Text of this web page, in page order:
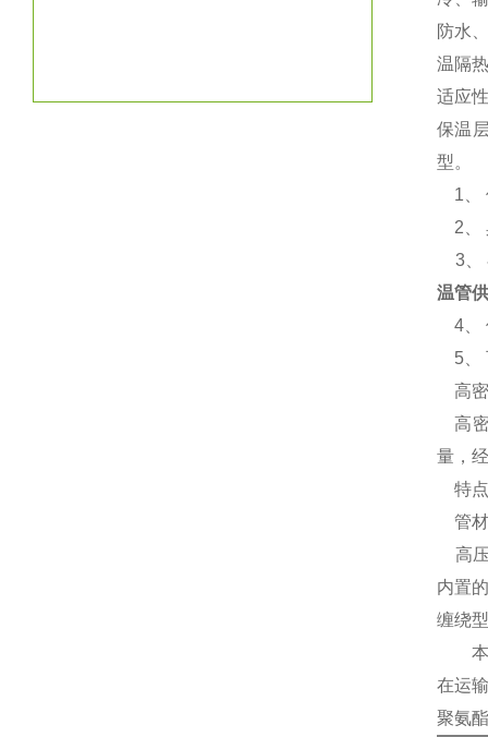
防水
温隔
适应
保温
型。
1、
2、
3、
温管
4、
5、
高密
高密
量，
特点
管材
高压
内置
缠绕
本产
在运
聚氨